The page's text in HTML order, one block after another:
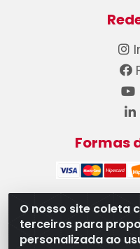
O nosso site coleta
terceiros para
personalizada ao
Formas
WB Componentes
08.528.393/0001-12